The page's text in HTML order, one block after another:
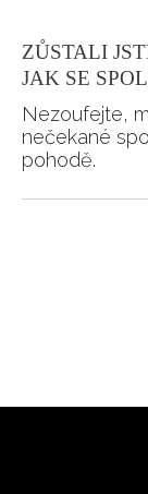
ZŮSTALI
JAK SE
Nezoufejte,
nečekané
pohodě.